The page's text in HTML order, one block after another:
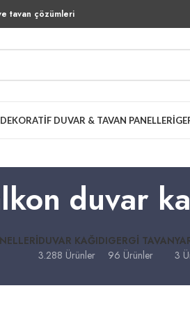
tavan çözümleri
DEKORATIF DUVAR & TAVAN PANELLERI
duvar
DUVAR KAĞIDI
3.288 Ürünler
GERGI TAVAN
96 Ürünler
3